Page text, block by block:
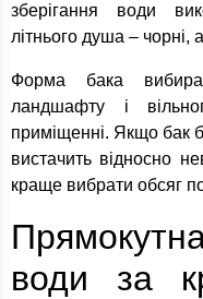
зберігання води
літнього душа – чорні,
Форма бака
ландшафту і
приміщенні. Якщо бак
вистачить відносно
краще вибрати обсяг
води за